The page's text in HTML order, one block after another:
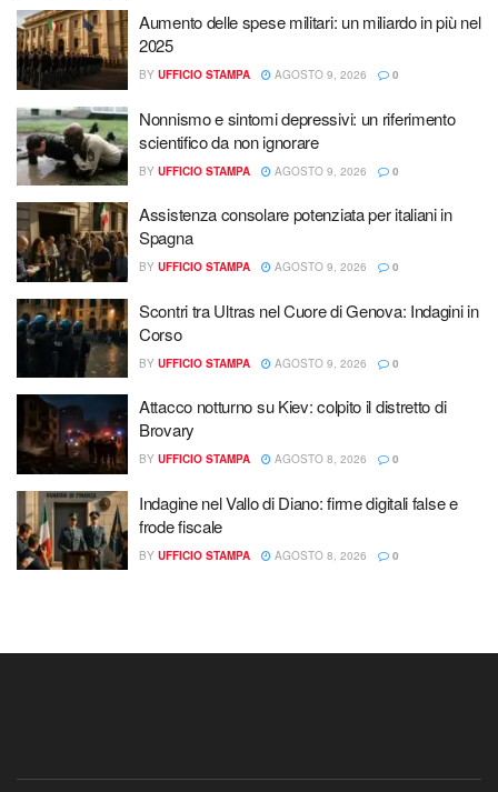
Aumento delle spese militari: un miliardo in più nel
2025
BY UFFICIO STAMPA AGOSTO 9, 2026 0
Nonnismo e sintomi depressivi: un riferimento
scientifico da non ignorare
BY UFFICIO STAMPA AGOSTO 9, 2026 0
Assistenza consolare potenziata per italiani in
Spagna
BY UFFICIO STAMPA AGOSTO 9, 2026 0
Scontri tra Ultras nel Cuore di Genova: Indagini in
Corso
BY UFFICIO STAMPA AGOSTO 9, 2026 0
Attacco notturno su Kiev: colpito il distretto di
Brovary
BY UFFICIO STAMPA AGOSTO 8, 2026 0
Indagine nel Vallo di Diano: firme digitali false e
frode fiscale
BY UFFICIO STAMPA AGOSTO 8, 2026 0